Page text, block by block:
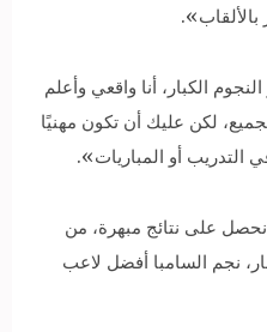
الكبار، أنا واقعي وأعلم
لكن عليك أن تكون مهنيًا
أو المباريات».
على نتائج مبهرة، من
نجم السامبا أفضل لاعب